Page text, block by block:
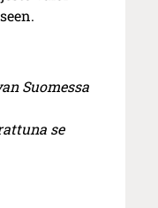
Suomessa
se